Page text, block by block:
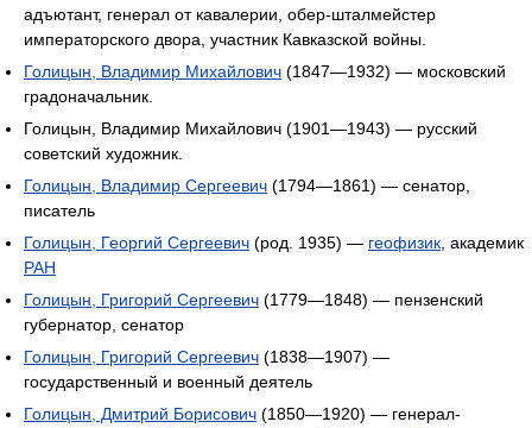
адъютант, генерал от кавалерии, обер-шталмейстер
императорского двора, участник Кавказской войны.
Голицын, Владимир Михайлович (1847—1932) — московский
градоначальник.
Голицын, Владимир Михайлович (1901—1943) — русский
советский художник.
Голицын, Владимир Сергеевич (1794—1861) — сенатор,
писатель
Голицын, Георгий Сергеевич (род. 1935) — геофизик , академик
РАН
Голицын, Григорий Сергеевич (1779—1848) — пензенский
губернатор, сенатор
Голицын, Григорий Сергеевич (1838—1907) —
государственный и военный деятель
Голицын, Дмитрий Борисович (1850—1920) — генерал-